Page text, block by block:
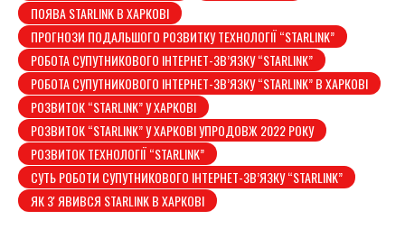
ПОЯВА STARLINK В ХАРКОВІ
ПРОГНОЗИ ПОДАЛЬШОГО РОЗВИТКУ ТЕХНОЛОГІЇ “STARLINK”
РОБОТА СУПУТНИКОВОГО ІНТЕРНЕТ-ЗВ’ЯЗКУ “STARLINK”
РОБОТА СУПУТНИКОВОГО ІНТЕРНЕТ-ЗВ’ЯЗКУ “STARLINK” В ХАРКОВІ
РОЗВИТОК “STARLINK” У ХАРКОВІ
РОЗВИТОК “STARLINK” У ХАРКОВІ УПРОДОВЖ 2022 РОКУ
РОЗВИТОК ТЕХНОЛОГІЇ “STARLINK”
СУТЬ РОБОТИ СУПУТНИКОВОГО ІНТЕРНЕТ-ЗВ’ЯЗКУ “STARLINK”
ЯК ЗʼЯВИВСЯ STARLINK В ХАРКОВІ